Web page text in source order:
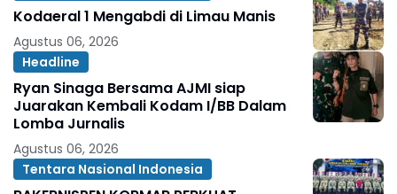
Kodaeral 1 Mengabdi di Limau Manis
Agustus 06, 2026
Headline
Ryan Sinaga Bersama AJMI siap
Juarakan Kembali Kodam I/BB Dalam
Lomba Jurnalis
Agustus 06, 2026
Tentara Nasional Indonesia